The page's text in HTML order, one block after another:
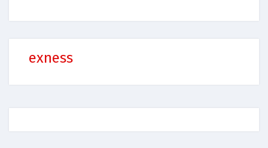
exness